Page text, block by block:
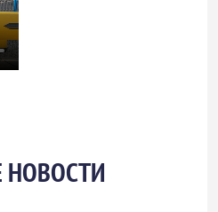
НОВОСТИ